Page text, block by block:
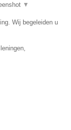
▼
Wij begeleiden u